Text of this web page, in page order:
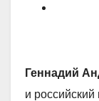
Геннадий
и российский